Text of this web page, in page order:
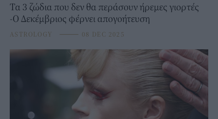
Τα 3 ζώδια που δεν θα περάσουν ήρεμες γιορτές
-Ο Δεκέμβριος φέρνει απογοήτευση
ASTROLOGY ⸻ 08 DEC 2025